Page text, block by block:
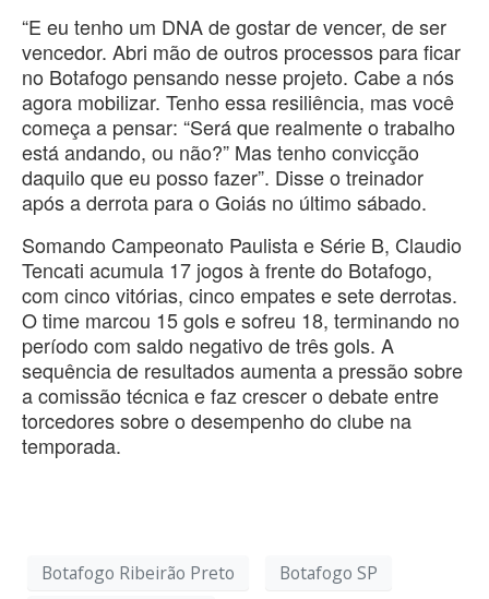
“E eu tenho um DNA de gostar de vencer, de ser
vencedor. Abri mão de outros processos para ficar
no Botafogo pensando nesse projeto. Cabe a nós
agora mobilizar. Tenho essa resiliência, mas você
começa a pensar: “Será que realmente o trabalho
está andando, ou não?” Mas tenho convicção
daquilo que eu posso fazer”. Disse o treinador
após a derrota para o Goiás no último sábado.
Somando Campeonato Paulista e Série B, Claudio
Tencati acumula 17 jogos à frente do Botafogo,
com cinco vitórias, cinco empates e sete derrotas.
O time marcou 15 gols e sofreu 18, terminando no
período com saldo negativo de três gols. A
sequência de resultados aumenta a pressão sobre
a comissão técnica e faz crescer o debate entre
torcedores sobre o desempenho do clube na
temporada.
Botafogo Ribeirão Preto
Botafogo SP